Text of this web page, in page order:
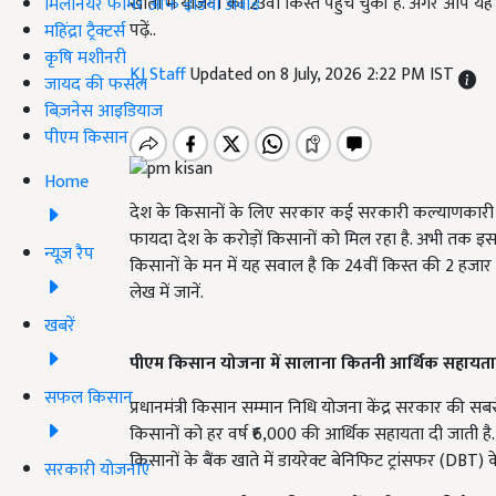
महिंद्रा ट्रैक्टर्स
कृषि मशीनरी
जायद की फसल
बिज़नेस आइडियाज
पीएम किसान
Home
न्यूज़ रैप
खबरें
सफल किसान
सरकारी योजनाएं
पढ़ें..
KJ StaffUpdated on 8 July, 2026 2:22 PM IST
देश के किसानों के लिए सरकार कई सरकारी कल्याणकारी
फायदा देश के करोड़ों किसानों को मिल रहा है. अभी तक
किसानों के मन में यह सवाल है कि 24वीं किस्त की 2
लेख में जानें.
पीएम किसान योजना में सालाना कितनी आर्थिक
प्रधानमंत्री किसान सम्मान निधि योजना केंद्र सरकार
किसानों को हर वर्ष ₹6,000 की आर्थिक सहायता दी जाती
किसानों के बैंक खाते में डायरेक्ट बेनिफिट ट्रांसफर (DBT)